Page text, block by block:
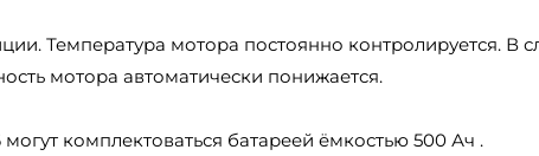
Температура мотора постоянно контролируется. В
мотора автоматически понижается.
комплектоваться батареей ёмкостью 500 Ач .